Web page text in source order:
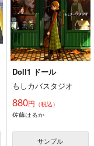
専売 3,144円 （税込）
オリジナル
サンプル
Doll1 ドール
もしカバスタジオ
880円 （税込）
佐藤はるか
サンプル